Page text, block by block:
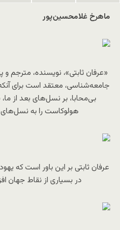
ماهرخ غلامحسین‌پور
«عرفان ثابتی»، نویسنده، مترجم
جامعه‌شناسی، معتقد است برای
بی‌محابا، بر نسل‌های بعد از
هولوکاست را به
عرفان ثابتی بر این باور است که
در بسیاری از نقاط جهان